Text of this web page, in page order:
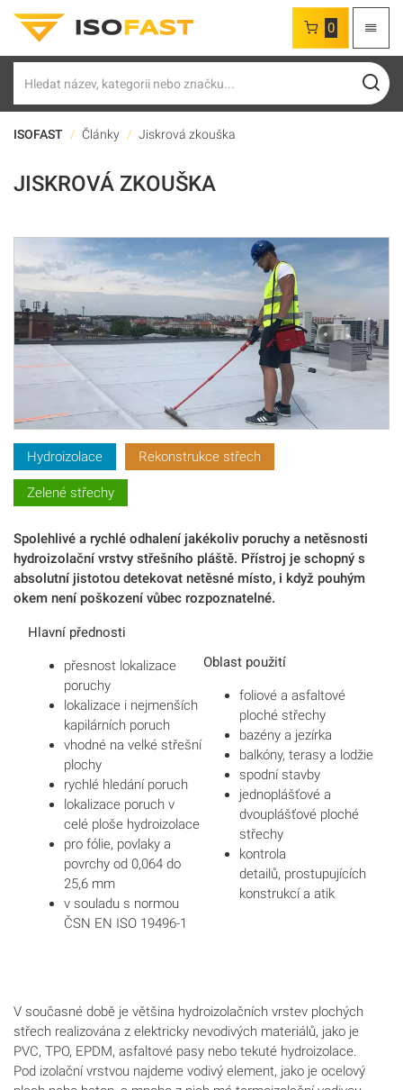
0
ISOFAST Články Jiskrová zkouška
JISKROVÁ ZKOUŠKA
Hydroizolace Rekonstrukce střech
Zelené střechy
Spolehlivé a rychlé odhalení jakékoliv poruchy a netěsnosti
hydroizolační vrstvy střešního pláště. Přístroj je schopný s
absolutní jistotou detekovat netěsné místo, i když pouhým
okem není poškození vůbec rozpoznatelné.
Hlavní přednosti
přesnost lokalizace
poruchy
lokalizace i nejmenších
kapilárních poruch
vhodné na velké střešní
plochy
rychlé hledání poruch
lokalizace poruch v
celé ploše hydroizolace
pro fólie, povlaky a
povrchy od 0,064 do
25,6 mm
v souladu s normou
ČSN EN ISO 19496-1
Oblast použití
foliové a asfaltové
ploché střechy
bazény a jezírka
balkóny, terasy a lodžie
spodní stavby
jednoplášťové a
dvouplášťové ploché
střechy
kontrola
detailů, prostupujících
konstrukcí a atik
V současné době je většina hydroizolačních vrstev plochých
střech realizována z elektricky nevodivých materiálů, jako je
PVC, TPO, EPDM, asfaltové pasy nebo tekuté hydroizolace.
Pod izolační vrstvou najdeme vodivý element, jako je ocelový